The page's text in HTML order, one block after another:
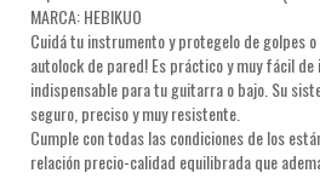
MARCA: HEBIKUO
Cuidá tu instrumento y protegelo de golpes
autolock de pared! Es práctico y muy fácil
indispensable para tu guitarra o bajo. Su
seguro, preciso y muy resistente.
Cumple con todas las condiciones de los
relación precio-calidad equilibrada que